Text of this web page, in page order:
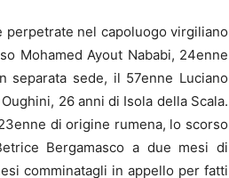
perpetrate nel capoluogo virgiliano
Mohamed Ayout Nababi, 24enne
separata sede, il 57enne Luciano
26 anni di Isola della Scala.
di origine rumena, lo scorso
Bergamasco a due mesi di
comminatagli in appello per fatti